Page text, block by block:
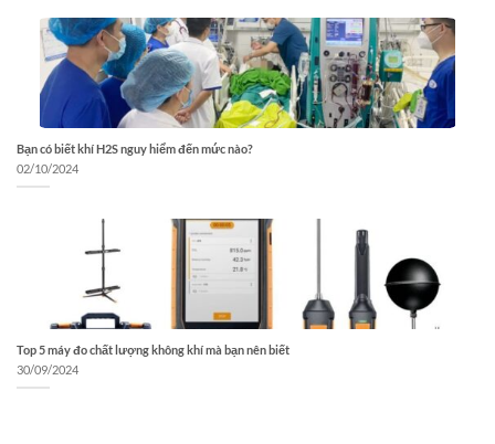
Bạn có biết khí H2S nguy hiểm đến mức nào?
02/10/2024
Top 5 máy đo chất lượng không khí mà bạn nên biết
30/09/2024